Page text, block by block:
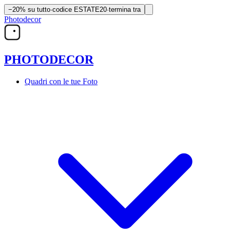
−20% su tutto·codice ESTATE20·termina tra
Photodecor
PHOTODECOR
Quadri con le tue Foto